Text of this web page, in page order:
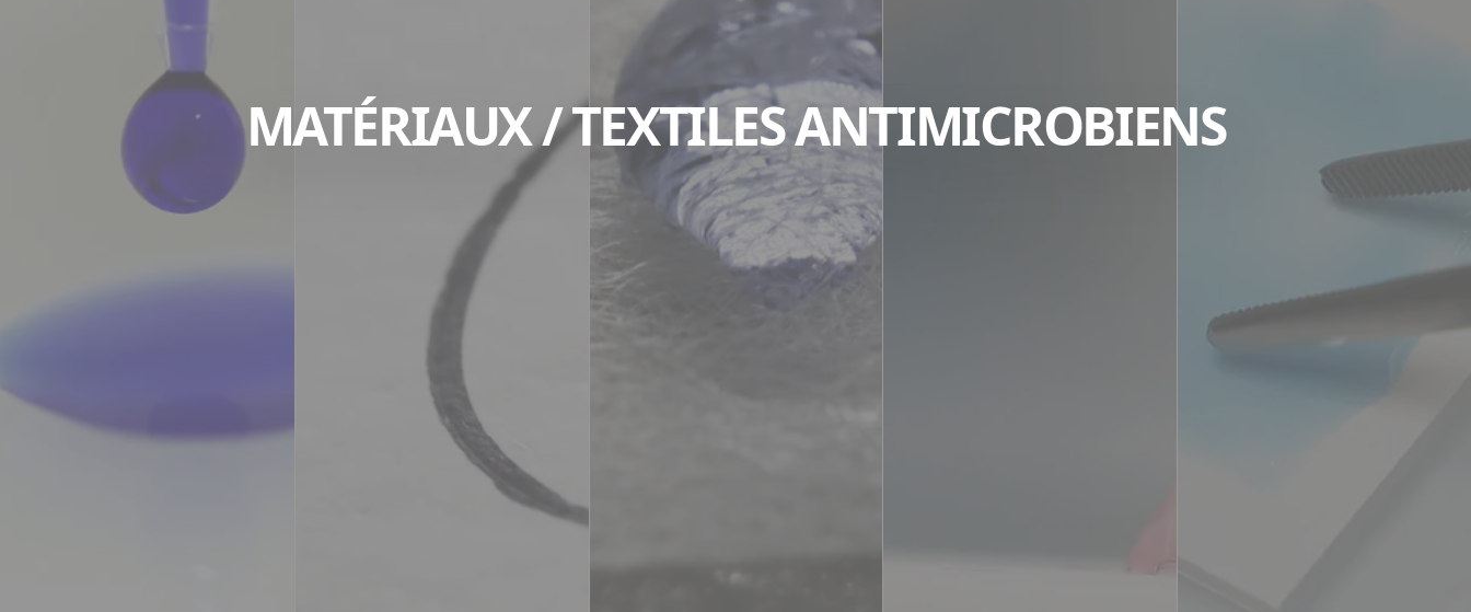
MATÉRIAUX / TEXTILES ANTIMICROBIENS